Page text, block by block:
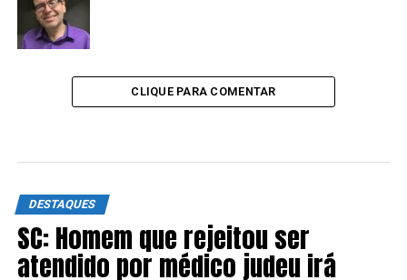
CLIQUE PARA COMENTAR
DESTAQUES
SC: Homem que rejeitou ser
atendido por médico judeu irá